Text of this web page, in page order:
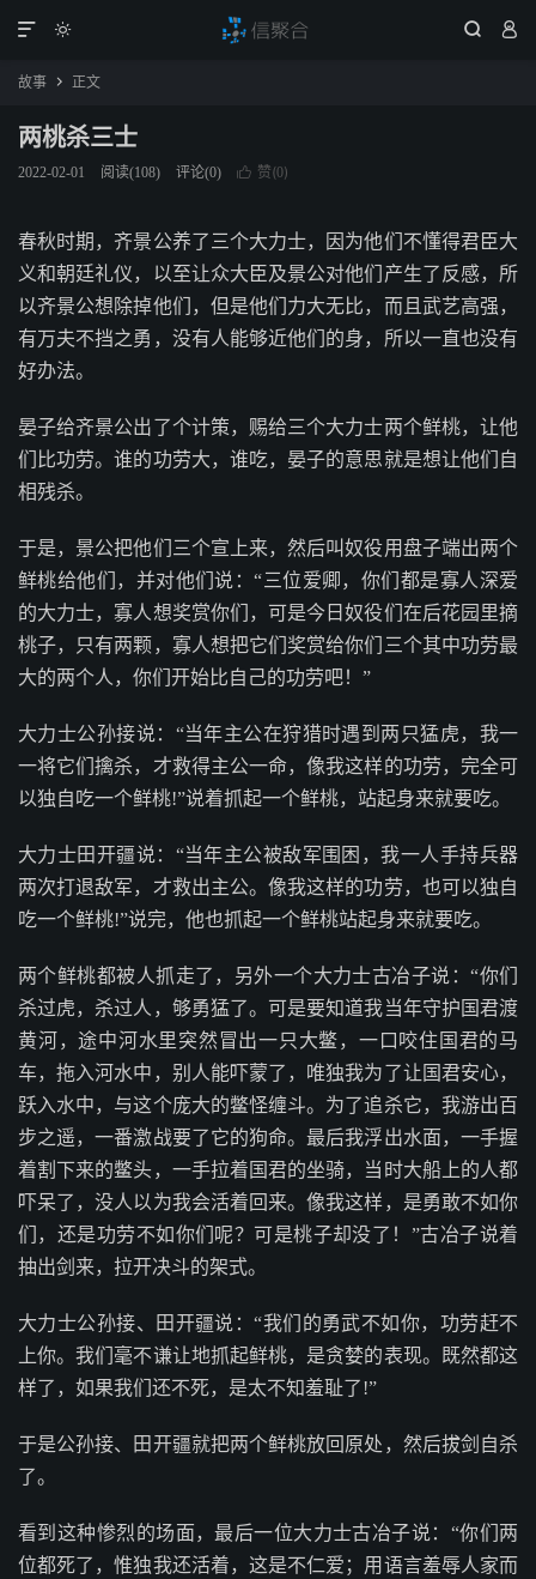
  

故事  正文
两桃杀三士
2022-02-01 阅读(108) 评论(0)  赞(0)
春秋时期，齐景公养了三个大力士，因为他们不懂得君臣大
义和朝廷礼仪，以至让众大臣及景公对他们产生了反感，所
以齐景公想除掉他们，但是他们力大无比，而且武艺高强，
有万夫不挡之勇，没有人能够近他们的身，所以一直也没有
好办法。
晏子给齐景公出了个计策，赐给三个大力士两个鲜桃，让他
们比功劳。谁的功劳大，谁吃，晏子的意思就是想让他们自
相残杀。
于是，景公把他们三个宣上来，然后叫奴役用盘子端出两个
鲜桃给他们，并对他们说：“三位爱卿，你们都是寡人深爱
的大力士，寡人想奖赏你们，可是今日奴役们在后花园里摘
桃子，只有两颗，寡人想把它们奖赏给你们三个其中功劳最
大的两个人，你们开始比自己的功劳吧！”
大力士公孙接说：“当年主公在狩猎时遇到两只猛虎，我一
一将它们擒杀，才救得主公一命，像我这样的功劳，完全可
以独自吃一个鲜桃!”说着抓起一个鲜桃，站起身来就要吃。
大力士田开疆说：“当年主公被敌军围困，我一人手持兵器
两次打退敌军，才救出主公。像我这样的功劳，也可以独自
吃一个鲜桃!”说完，他也抓起一个鲜桃站起身来就要吃。
两个鲜桃都被人抓走了，另外一个大力士古冶子说：“你们
杀过虎，杀过人，够勇猛了。可是要知道我当年守护国君渡
黄河，途中河水里突然冒出一只大鳖，一口咬住国君的马
车，拖入河水中，别人能吓蒙了，唯独我为了让国君安心，
跃入水中，与这个庞大的鳖怪缠斗。为了追杀它，我游出百
步之遥，一番激战要了它的狗命。最后我浮出水面，一手握
着割下来的鳖头，一手拉着国君的坐骑，当时大船上的人都
吓呆了，没人以为我会活着回来。像我这样，是勇敢不如你
们，还是功劳不如你们呢？可是桃子却没了！”古冶子说着
抽出剑来，拉开决斗的架式。
大力士公孙接、田开疆说：“我们的勇武不如你，功劳赶不
上你。我们毫不谦让地抓起鲜桃，是贪婪的表现。既然都这
样了，如果我们还不死，是太不知羞耻了!”
于是公孙接、田开疆就把两个鲜桃放回原处，然后拔剑自杀
了。
看到这种惨烈的场面，最后一位大力士古冶子说：“你们两
位都死了，惟独我还活着，这是不仁爱；用语言羞辱人家而